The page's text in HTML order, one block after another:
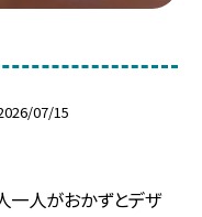
07/15
一人がおかずとデザ